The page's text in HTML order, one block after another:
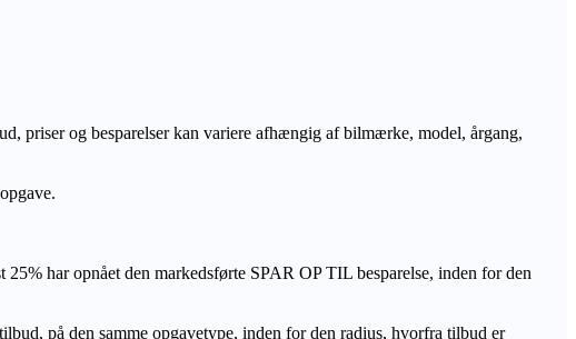
priser og besparelser kan variere afhængig af bilmærke, model, årgang,
har opnået den markedsførte SPAR OP TIL besparelse, inden for den
på den samme opgavetype, inden for den radius, hvorfra tilbud er